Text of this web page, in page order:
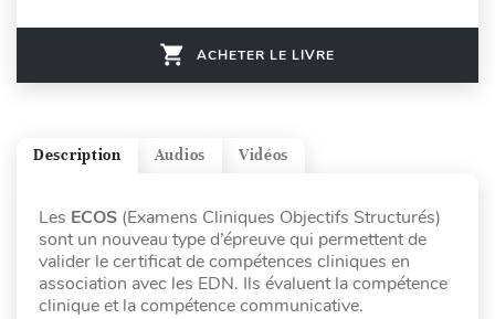
ACHETER LE LIVRE
Vidéos
Audios
Description
Les ECOS (Examens Cliniques Objectifs Structurés)
sont un nouveau type d’épreuve qui permettent de
valider le certificat de compétences cliniques en
association avec les EDN. Ils évaluent la compétence
clinique et la compétence communicative.